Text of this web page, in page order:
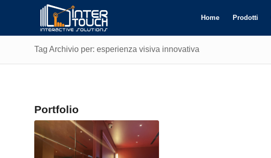
Home Prodotti
Tag Archivio per: esperienza visiva innovativa
Portfolio